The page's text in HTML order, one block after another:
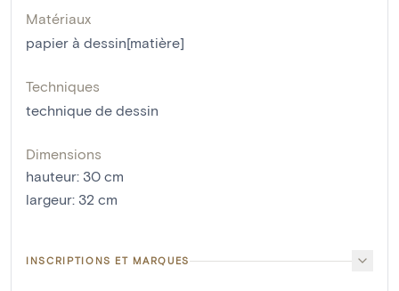
Matériaux
papier à dessin[matière]
Techniques
technique de dessin
Dimensions
hauteur: 30 cm
largeur: 32 cm
INSCRIPTIONS ET MARQUES